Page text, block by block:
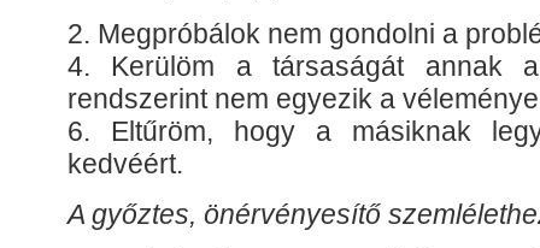
2. Megpróbálok nem gondolni a
4. Kerülöm a társaságát annak
rendszerint nem egyezik a
6. Eltűröm, hogy a másiknak
kedvéért.
A győztes, önérvényesítő